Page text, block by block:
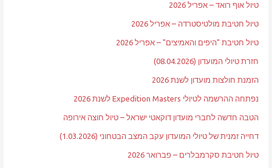
טיול אוף רואד – אפריל 2026
טיול חטיבת מולטיסטרדה – אפריל 2026
טיול חטיבת "היפים והאמיצים" – אפריל 2026
חזרת טיולי המועדון (08.04.2026)
הזמנת חולצות מועדון לשנת 2026
נפתחה ההרשמה לטיולי Expedition Masters לשנת 2026
הטבה חדשה לחברי מועדון דוקאטי ישראל – טיול חוצה אירופה
דחייה זמנית של טיולי המועדון עקב המצב הבטחוני (1.03.2026)
טיול חטיבת סקרמבלרים – פברואר 2026